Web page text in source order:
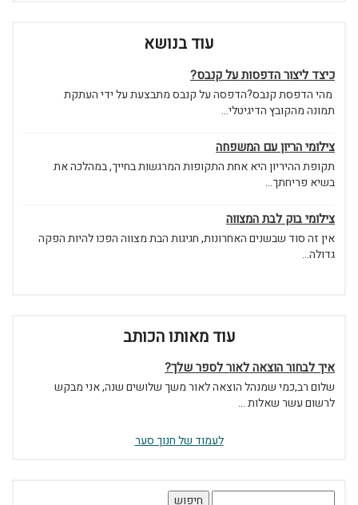
עוד בנושא
כיצד ליצור הדפסות על קנבס?
מהי הדפסת קנבס?הדפסה על קנבס מתבצעת על ידי העתקת
תמונה מהקובץ הדיגיטלי...
צילומי הריון עם המשפחה
תקופת ההיריון היא אחת התקופות המרגשות בחייך, במהלכה את
בשיא פריחתך...
צילומי בוק לבת המצווה
אין זה סוד שבשנים האחרונות, חגיגות הבת מצווה הפכו להיות הפקה
גדולה...
עוד מאותו הכותב
איך לבחור הוצאה לאור לספר שלך?
שלום רב,כמי שמנהל הוצאה לאור משך שלושים שנה, אני מבקש
לרשום עשר שאלות ...
לעמוד של חנוך סער